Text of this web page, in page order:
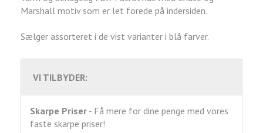
Marshall motiv som er let forede på indersiden.
Sælger assorteret i de vist varianter i blå farver.
VI TILBYDER:
Skarpe Priser - Få mere for dine penge med vores
faste skarpe priser!